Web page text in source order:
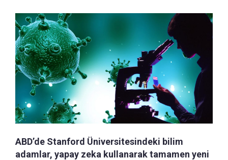
ABD’de Stanford Üniversitesindeki bilim
adamlar, yapay zeka kullanarak tamamen yeni